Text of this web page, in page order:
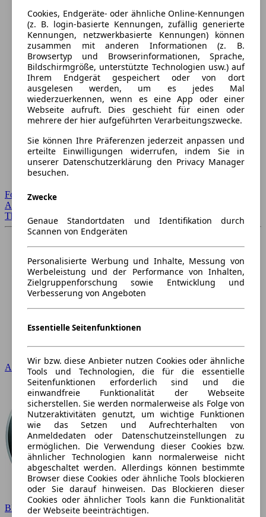
Forum Startseite
Alle Auto-Foren
Themen-Forum
Audi
BMW
Cookies, Endgeräte- oder ähnliche Online-Kennungen
(z. B. login-basierte Kennungen, zufällig generierte
Kennungen, netzwerkbasierte Kennungen) können
zusammen mit anderen Informationen (z. B.
Browsertyp und Browserinformationen, Sprache,
Bildschirmgröße, unterstützte Technologien usw.) auf
Ihrem Endgerät gespeichert oder von dort
ausgelesen werden, um es jedes Mal
wiederzuerkennen, wenn es eine App oder einer
Webseite aufruft. Dies geschieht für einen oder
mehrere der hier aufgeführten Verarbeitungszwecke.
Sie können Ihre Präferenzen jederzeit anpassen und
erteilte Einwilligungen widerrufen, indem Sie in
unserer Datenschutzerklärung den Privacy Manager
besuchen.
Zwecke
Genaue Standortdaten und Identifikation durch
Scannen von Endgeräten
Personalisierte Werbung und Inhalte, Messung von
Werbeleistung und der Performance von Inhalten,
Zielgruppenforschung sowie Entwicklung und
Verbesserung von Angeboten
Essentielle Seitenfunktionen
Wir bzw. diese Anbieter nutzen Cookies oder ähnliche
Tools und Technologien, die für die essentielle
Seitenfunktionen erforderlich sind und die
einwandfreie Funktionalität der Webseite
sicherstellen. Sie werden normalerweise als Folge von
Nutzeraktivitäten genutzt, um wichtige Funktionen
wie das Setzen und Aufrechterhalten von
Anmeldedaten oder Datenschutzeinstellungen zu
ermöglichen. Die Verwendung dieser Cookies bzw.
ähnlicher Technologien kann normalerweise nicht
abgeschaltet werden. Allerdings können bestimmte
Browser diese Cookies oder ähnliche Tools blockieren
oder Sie darauf hinweisen. Das Blockieren dieser
Cookies oder ähnlicher Tools kann die Funktionalität
der Webseite beeinträchtigen.